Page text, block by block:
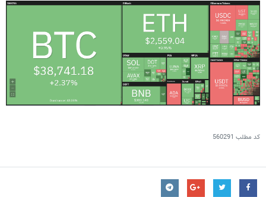
کد مطلب 560291